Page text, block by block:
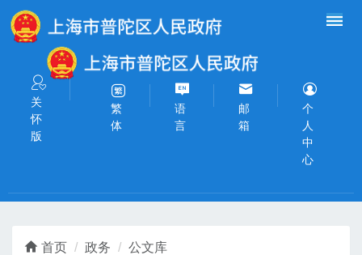
无障碍操作说明
关
怀
版
繁
体
语
言
邮
箱
个
人
中
心
首页 政务 公文库